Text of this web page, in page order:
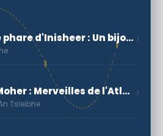
Découvrez le phare d'Inisheer : Un bijou d'Irlande ›
Falaises de Moher : Merveilles de l'Atlantique
Tsleibhe
›